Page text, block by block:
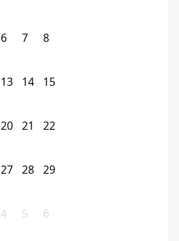
6 7 8
13 14 15
20 21 22
27 28 29
4 5 6